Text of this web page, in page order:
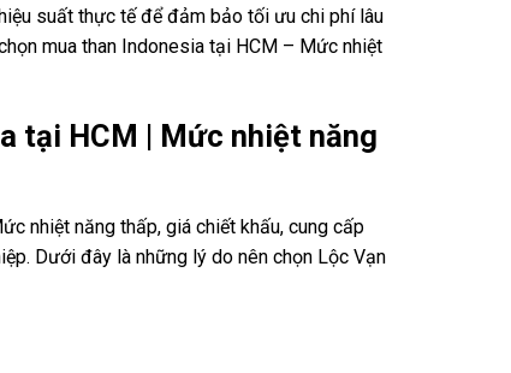
suất thực tế để đảm bảo tối ưu chi phí lâu
mua than Indonesia tại HCM – Mức nhiệt
tại HCM | Mức nhiệt năng
nhiệt năng thấp, giá chiết khấu, cung cấp
Dưới đây là những lý do nên chọn Lộc Vạn